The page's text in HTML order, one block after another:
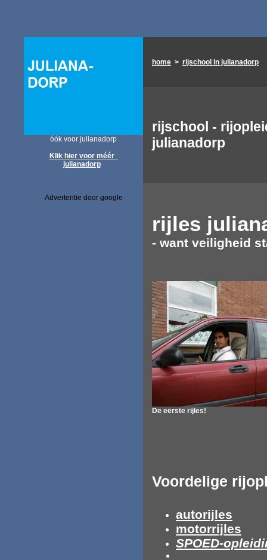
óók voor julianadorp
Klik hier voor méér
julianadorp
Advertentie door google
home > rijschool in julianadorp
rijschool -
julianadorp
rijles
- want veiligheid
De eerste rijles!
Voordelige
autorijles
motorrijles
SPOED-